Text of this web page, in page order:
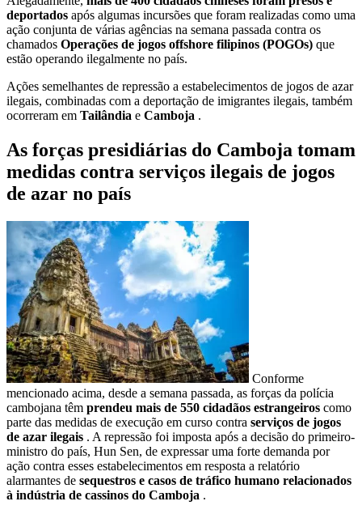
deportados após algumas incursões que foram realizadas como uma
ação conjunta de várias agências na semana passada contra os
chamados Operações de jogos offshore filipinos (POGOs) que
estão operando ilegalmente no país.
Ações semelhantes de repressão a estabelecimentos de jogos de azar
ilegais, combinadas com a deportação de imigrantes ilegais, também
ocorreram em Tailândia e Camboja .
As forças presidiárias do Camboja tomam
medidas contra serviços ilegais de jogos
de azar no país
Conforme
mencionado acima, desde a semana passada, as forças da polícia
cambojana têm prendeu mais de 550 cidadãos estrangeiros como
parte das medidas de execução em curso contra serviços de jogos
de azar ilegais . A repressão foi imposta após a decisão do primeiro-
ministro do país, Hun Sen, de expressar uma forte demanda por
ação contra esses estabelecimentos em resposta a relatório
alarmantes de sequestros e casos de tráfico humano relacionados
à indústria de cassinos do Camboja .